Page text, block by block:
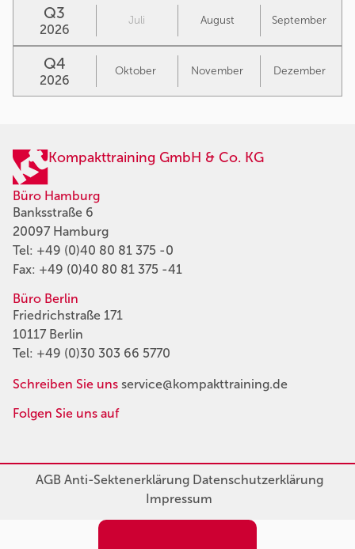
Q3
2026
Juli August September
Q4
2026
Oktober November Dezember
Kompakttraining GmbH & Co. KG
Büro Hamburg
Banksstraße 6
20097 Hamburg
Tel: +49 (0)40 80 81 375 -0
Fax: +49 (0)40 80 81 375 -41
Büro Berlin
Friedrichstraße 171
10117 Berlin
Tel: +49 (0)30 303 66 5770
Schreiben Sie uns service@kompakttraining.de
Folgen Sie uns auf
AGBAnti-SektenerklärungDatenschutzerklärung
Impressum